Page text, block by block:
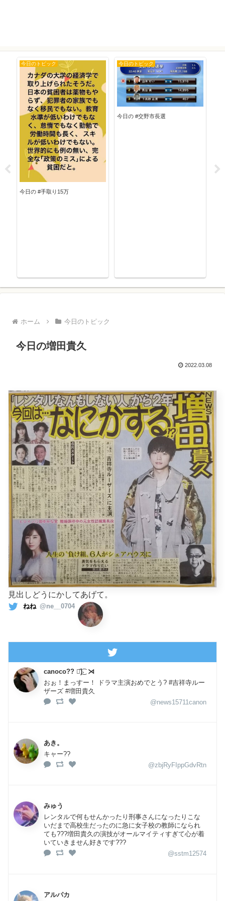
今日のトピック
今日の #手取り15万
今日のトピック
今日の #交野市長選
ホーム 今日のトピック
今日の増田貴久
2022.03.08
見出しどうにかしてあげて。
ねね @ne__0704
canoco?? ❥᷁)͜͡˒ ⋊
おぉ！まっすー！ ドラマ主演おめでとう? #吉祥寺ルー
ザーズ #増田貴久
@news15711canon
あき。
キャー??
@zbjRyFIppGdvRtn
みゅう
レンタルで何もせんかったり刑事さんになったりこな
いだまで高校生だったのに急に女子校の教師になられ
ても???増田貴久の演技がオールマイティすぎて心が着
いていきません好きです???
@sstm12574
アルパカ